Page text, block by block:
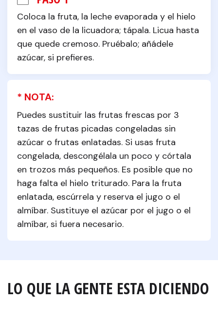
Coloca la fruta, la leche evaporada y el hielo
en el vaso de la licuadora; tápala. Licua hasta
que quede cremoso. Pruébalo; añádele
azúcar, si prefieres.
* NOTA:
Puedes sustituir las frutas frescas por 3
tazas de frutas picadas congeladas sin
azúcar o frutas enlatadas. Si usas fruta
congelada, descongélala un poco y córtala
en trozos más pequeños. Es posible que no
haga falta el hielo triturado. Para la fruta
enlatada, escúrrela y reserva el jugo o el
almíbar. Sustituye el azúcar por el jugo o el
almíbar, si fuera necesario.
LO QUE LA GENTE ESTA DICIENDO